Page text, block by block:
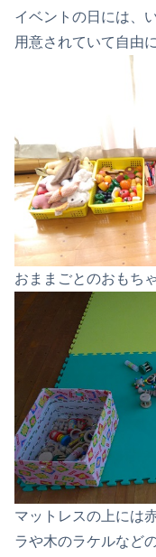
イベントの日には、
用意されていて自由
おままごとのおもち
マットレスの上には
ラや木のラケルなど